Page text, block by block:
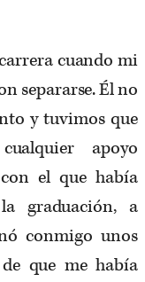
cuando mi
separarse. Él no
y tuvimos que
apoyo
el que había
graduación, a
conmigo unos
que me había